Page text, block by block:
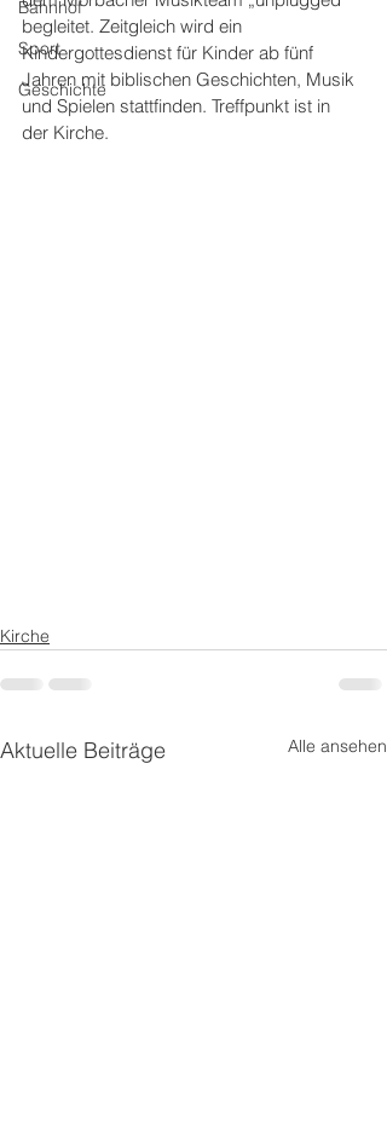
Bahnhof
Sport
Geschichte
begleitet. Zeitgleich wird ein
Kindergottesdienst für Kinder ab fünf
Jahren mit biblischen Geschichten, Musik
und Spielen stattfinden. Treffpunkt ist in
der Kirche.
Kirche
Aktuelle Beiträge Alle ansehen